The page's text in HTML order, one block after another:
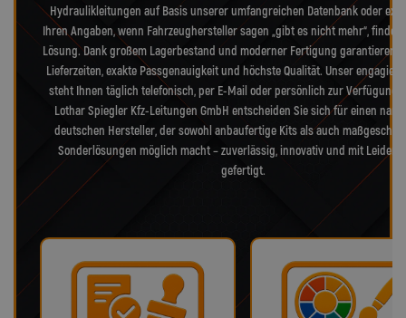
Hydraulikleitungen auf Basis unserer umfangreichen Datenbank oder
Ihren Angaben, wenn Fahrzeughersteller sagen „gibt es nicht mehr“,
Lösung. Dank großem Lagerbestand und moderner Fertigung garantieren
Lieferzeiten, exakte Passgenauigkeit und höchste Qualität. Unser
steht Ihnen täglich telefonisch, per E-Mail oder persönlich zur Verfügung.
Lothar Spiegler Kfz-Leitungen GmbH entscheiden Sie sich für einen
deutschen Hersteller, der sowohl anbaufertige Kits als auch
Sonderlösungen möglich macht – zuverlässig, innovativ und mit
gefertigt.